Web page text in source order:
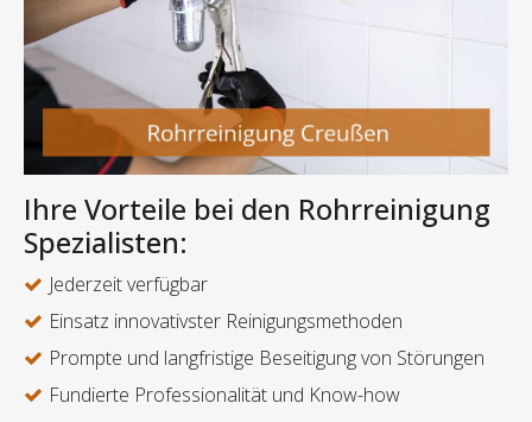
Ihre Vorteile bei den Rohrreinigung
Spezialisten:
Jederzeit verfügbar
Einsatz innovativster Reinigungsmethoden
Prompte und langfristige Beseitigung von Störungen
Fundierte Professionalität und Know-how